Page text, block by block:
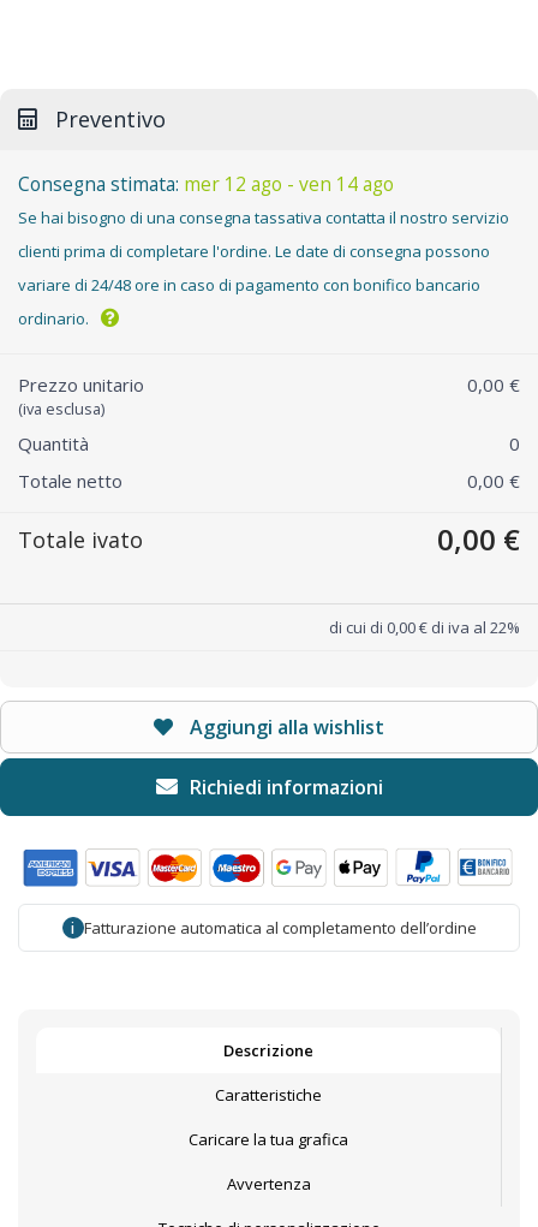
Preventivo
Consegna stimata: mer 12 ago - ven 14 ago
Se hai bisogno di una consegna tassativa contatta il nostro servizio
clienti prima di completare l'ordine. Le date di consegna possono
variare di 24/48 ore in caso di pagamento con bonifico bancario
ordinario.
Prezzo unitario
(iva esclusa)
0,00 €
Quantità
0
Totale netto
0,00 €
Totale ivato 0,00 €
di cui di 0,00 € di iva al 22%
Aggiungi alla wishlist
i Fatturazione automatica al completamento dell’ordine
Descrizione
Caratteristiche
Caricare la tua grafica
Avvertenza